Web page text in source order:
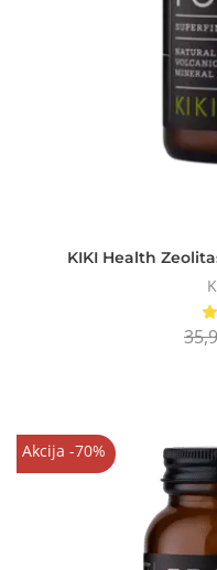
KIKI Health
Akcija -70%